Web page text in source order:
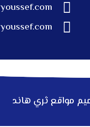
مواقع ثري هاند